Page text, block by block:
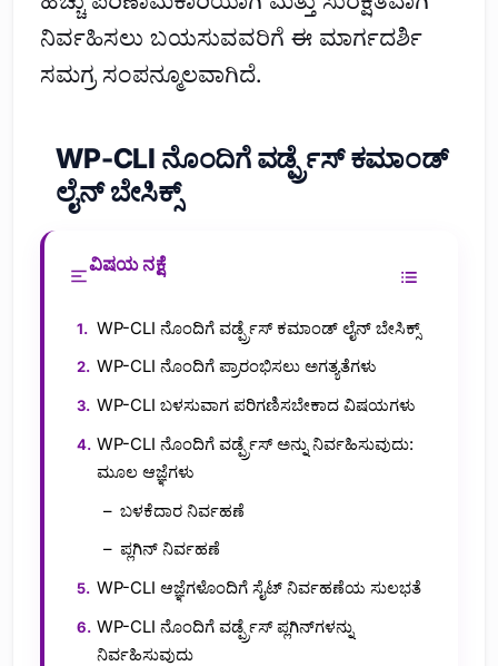
ನಿರ್ವಹಿಸಲು ಬಯಸುವವರಿಗೆ ಈ ಮಾರ್ಗದರ್ಶಿ
ಸಮಗ್ರ ಸಂಪನ್ಮೂಲವಾಗಿದೆ.
WP-CLI ನೊಂದಿಗೆ ವರ್ಡ್ಪ್ರೆಸ್ ಕಮಾಂಡ್
ಲೈನ್ ಬೇಸಿಕ್ಸ್
ವಿಷಯ ನಕ್ಷೆ
WP-CLI ನೊಂದಿಗೆ ವರ್ಡ್ಪ್ರೆಸ್ ಕಮಾಂಡ್ ಲೈನ್ ಬೇಸಿಕ್ಸ್
WP-CLI ನೊಂದಿಗೆ ಪ್ರಾರಂಭಿಸಲು ಅಗತ್ಯತೆಗಳು
WP-CLI ಬಳಸುವಾಗ ಪರಿಗಣಿಸಬೇಕಾದ ವಿಷಯಗಳು
WP-CLI ನೊಂದಿಗೆ ವರ್ಡ್ಪ್ರೆಸ್ ಅನ್ನು ನಿರ್ವಹಿಸುವುದು:
ಮೂಲ ಆಜ್ಞೆಗಳು
ಬಳಕೆದಾರ ನಿರ್ವಹಣೆ
ಪ್ಲಗಿನ್ ನಿರ್ವಹಣೆ
WP-CLI ಆಜ್ಞೆಗಳೊಂದಿಗೆ ಸೈಟ್ ನಿರ್ವಹಣೆಯ ಸುಲಭತೆ
WP-CLI ನೊಂದಿಗೆ ವರ್ಡ್ಪ್ರೆಸ್ ಪ್ಲಗಿನ್‌ಗಳನ್ನು
ನಿರ್ವಹಿಸುವುದು